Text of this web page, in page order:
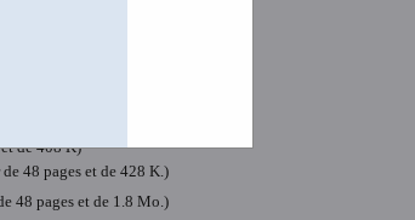
de 408 K)
48 pages et de 428 K.)
48 pages et de 1.8 Mo.)